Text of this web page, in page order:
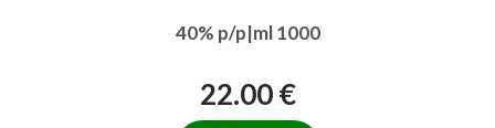
40% p/p|ml 1000
22.00 €